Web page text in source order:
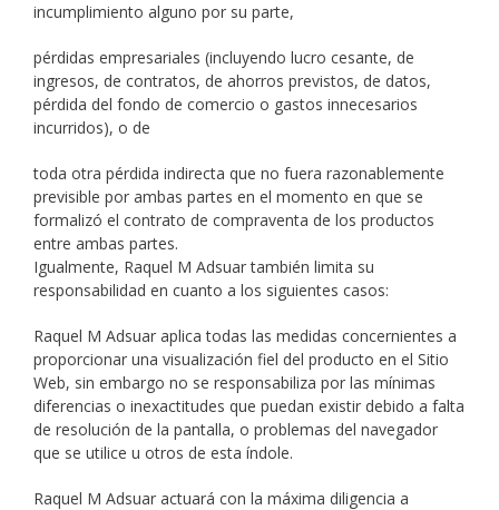
incumplimiento alguno por su parte,
pérdidas empresariales (incluyendo lucro cesante, de
ingresos, de contratos, de ahorros previstos, de datos,
pérdida del fondo de comercio o gastos innecesarios
incurridos), o de
toda otra pérdida indirecta que no fuera razonablemente
previsible por ambas partes en el momento en que se
formalizó el contrato de compraventa de los productos
entre ambas partes.
Igualmente, Raquel M Adsuar también limita su
responsabilidad en cuanto a los siguientes casos:
Raquel M Adsuar aplica todas las medidas concernientes a
proporcionar una visualización fiel del producto en el Sitio
Web, sin embargo no se responsabiliza por las mínimas
diferencias o inexactitudes que puedan existir debido a falta
de resolución de la pantalla, o problemas del navegador
que se utilice u otros de esta índole.
Raquel M Adsuar actuará con la máxima diligencia a